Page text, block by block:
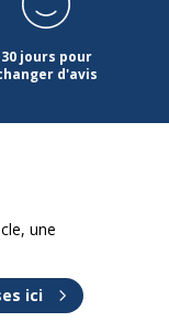
30 jours pour
d'avis
une
ici